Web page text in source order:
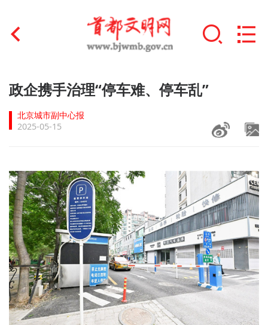
首页
文明创建
文明培育
+
未成年人思想道德建设
榜样人物
+
身边好人
文明评论
北京宣传文化引导基金
政企携手治理“停车难、停车乱”
北京城市副中心报
2025-05-15